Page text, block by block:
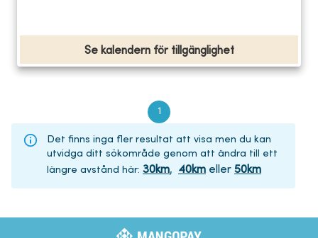
Se kalendern för tillgänglighet
1
Det finns inga fler resultat att visa men du kan
utvidga ditt sökområde genom att ändra till ett
längre avstånd här: 30km, 40km eller 50km